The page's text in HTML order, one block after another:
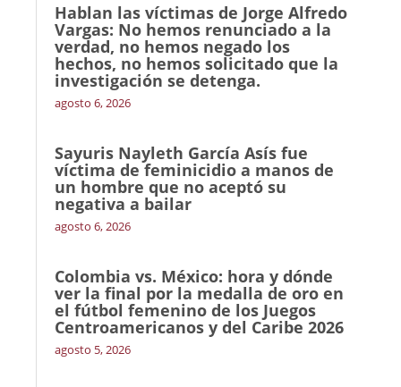
Hablan las víctimas de Jorge Alfredo
Vargas: No hemos renunciado a la
verdad, no hemos negado los
hechos, no hemos solicitado que la
investigación se detenga.
agosto 6, 2026
Sayuris Nayleth García Asís fue
víctima de feminicidio a manos de
un hombre que no aceptó su
negativa a bailar
agosto 6, 2026
Colombia vs. México: hora y dónde
ver la final por la medalla de oro en
el fútbol femenino de los Juegos
Centroamericanos y del Caribe 2026
agosto 5, 2026